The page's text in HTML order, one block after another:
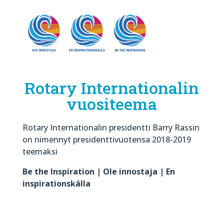
Rotary Internationalin
vuositeema
Rotary Internationalin presidentti Barry Rassin
on nimennyt presidenttivuotensa 2018-2019
teemaksi
Be the Inspiration | Ole innostaja | En
inspirationskälla